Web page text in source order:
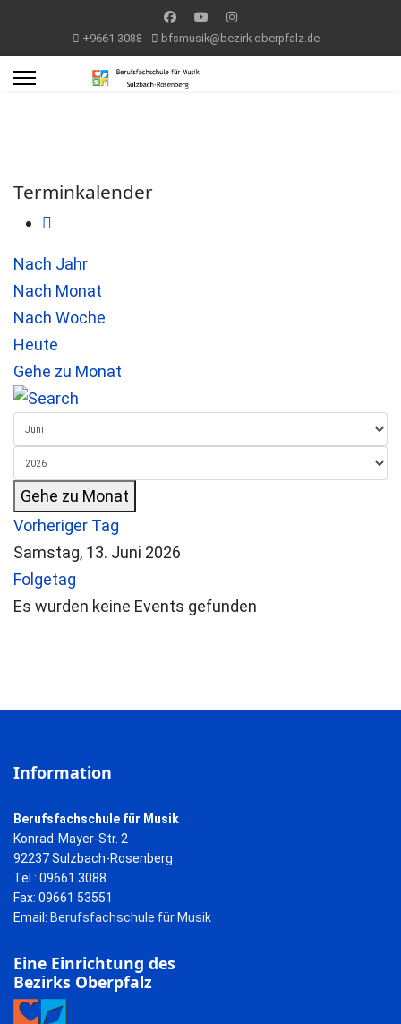
+9661 3088 bfsmusik@bezirk-oberpfalz.de
Terminkalender
Nach Jahr
Nach Monat
Nach Woche
Heute
Gehe zu Monat
Gehe zu Monat
Vorheriger Tag
Samstag, 13. Juni 2026
Folgetag
Es wurden keine Events gefunden
Information
Berufsfachschule für Musik
Konrad-Mayer-Str. 2
92237 Sulzbach-Rosenberg
Tel.: 09661 3088
Fax: 09661 53551
Email: Berufsfachschule für Musik
Eine Einrichtung des
Bezirks Oberpfalz